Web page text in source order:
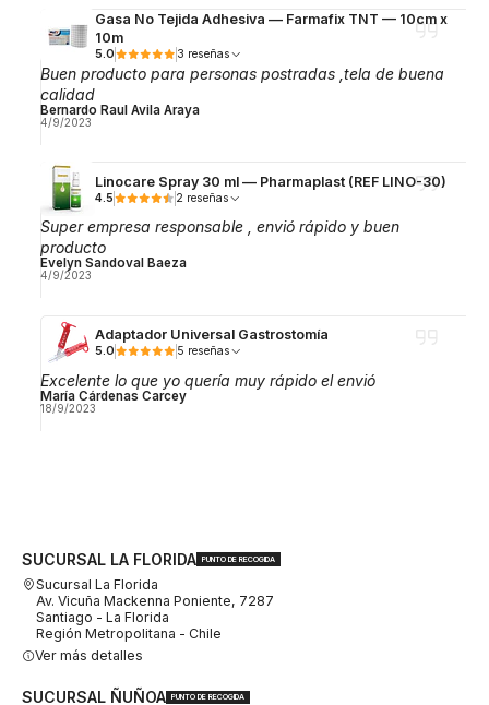
Gasa No Tejida Adhesiva — Farmafix TNT — 10cm x
10m
5.0 3 reseñas
Buen producto para personas postradas ,tela de buena
calidad
Bernardo Raul Avila Araya
4/9/2023
Linocare Spray 30 ml — Pharmaplast (REF LINO-30)
4.5 2 reseñas
Super empresa responsable , envió rápido y buen
producto
Evelyn Sandoval Baeza
4/9/2023
Adaptador Universal Gastrostomía
5.0 5 reseñas
Excelente lo que yo quería muy rápido el envió
María Cárdenas Carcey
18/9/2023
SUCURSAL LA FLORIDA PUNTO DE RECOGIDA
Sucursal La Florida
Av. Vicuña Mackenna Poniente, 7287
Santiago - La Florida
Región Metropolitana - Chile
Ver más detalles
SUCURSAL ÑUÑOA PUNTO DE RECOGIDA